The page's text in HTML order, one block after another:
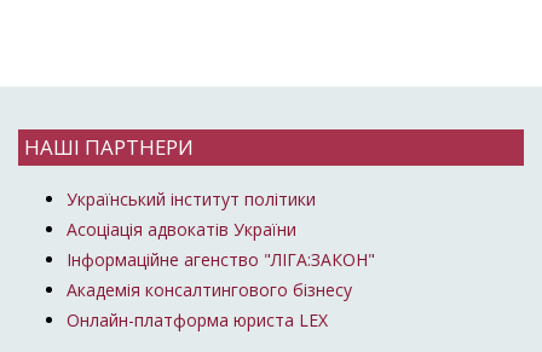
НАШІ ПАРТНЕРИ
Український інститут політики
Асоціація адвокатів України
Інформаційне агенство "ЛІГА:ЗАКОН"
Академія консалтингового бізнесу
Онлайн-платформа юриста LEX